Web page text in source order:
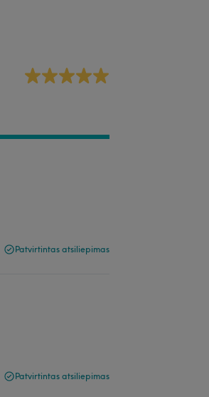
Patvirtintas atsiliepimas
Patvirtintas atsiliepimas